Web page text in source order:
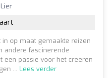
op maat gemaakte reizen
andere fascinerende
een passie voor het creëren
... Lees verder